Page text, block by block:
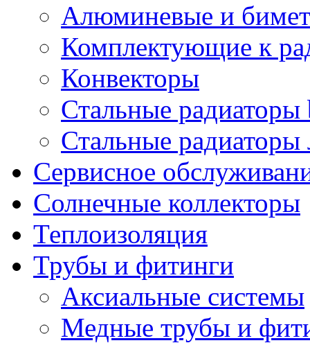
Алюминевые и
Комплектующие к
Конвекторы
Стальные радиаторы
Стальные радиаторы
Сервисное
Солнечные коллекторы
Теплоизоляция
Трубы и фитинги
Аксиальные системы
Медные трубы и